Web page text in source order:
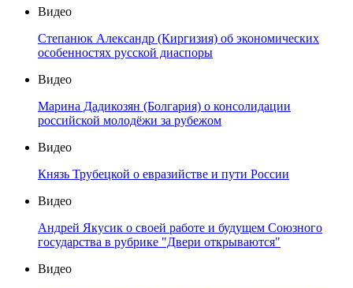
Видео
Степанюк Александр (Киргизия) об экономических
особенностях русской диаспоры
Видео
Марина Дадикозян (Болгария) о консолидации
российской молодёжи за рубежом
Видео
Князь Трубецкой о евразийстве и пути России
Видео
Андрей Якусик о своей работе и будущем Союзного
государства в рубрике "Двери открываются"
Видео